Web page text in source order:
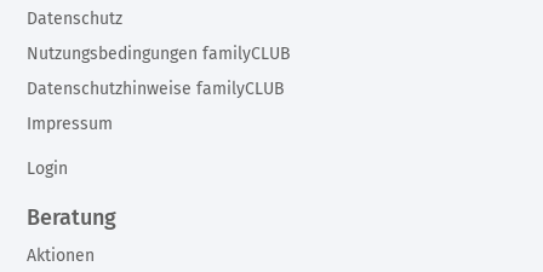
Beratung
Aktionen
Datenschutz
Nutzungsbedingungen familyCLUB
Datenschutzhinweise familyCLUB
Impressum
Login